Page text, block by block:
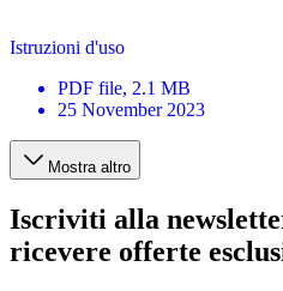
Istruzioni d'uso
PDF file, 2.1 MB
25 November 2023
Mostra altro
Iscriviti alla
ricevere offerte